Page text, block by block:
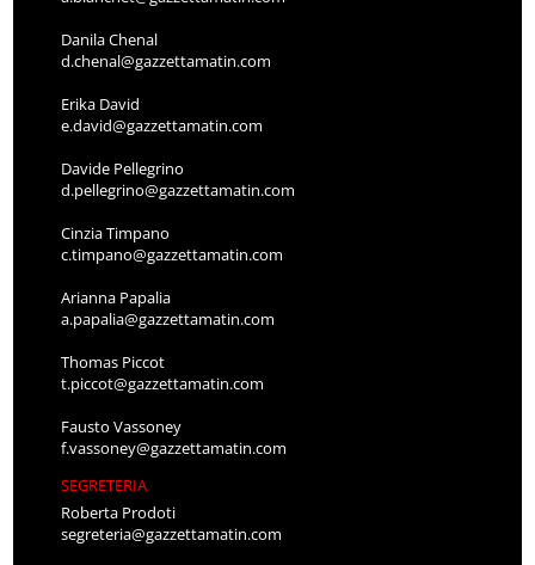
Danila Chenal
d.chenal@gazzettamatin.com
Erika David
e.david@gazzettamatin.com
Davide Pellegrino
d.pellegrino@gazzettamatin.com
Cinzia Timpano
c.timpano@gazzettamatin.com
Arianna Papalia
a.papalia@gazzettamatin.com
Thomas Piccot
t.piccot@gazzettamatin.com
Fausto Vassoney
f.vassoney@gazzettamatin.com
SEGRETERIA
Roberta Prodoti
segreteria@gazzettamatin.com